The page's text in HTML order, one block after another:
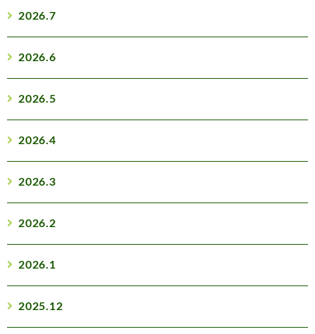
2026.7
2026.6
2026.5
2026.4
2026.3
2026.2
2026.1
2025.12